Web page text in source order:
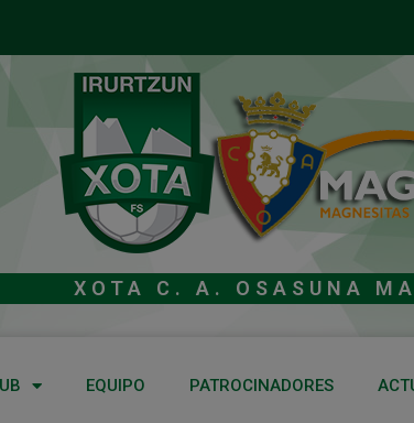
XOTA C. A. OSASUNA
EQUIPO PATROCINADORES